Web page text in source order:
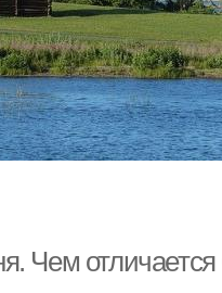
Чем